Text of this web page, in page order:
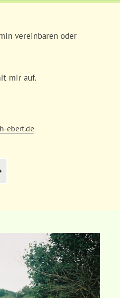
vereinbaren oder
mir auf.
ebert.de